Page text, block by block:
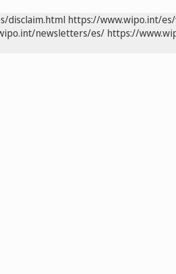
disclaim.html https://www.wipo.int/
newsletters/es/ https://